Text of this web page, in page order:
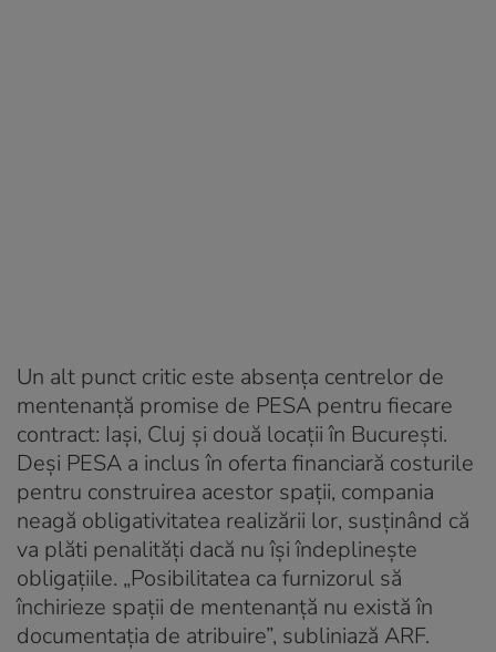
Un alt punct critic este absenţa centrelor de
mentenanţă promise de PESA pentru fiecare
contract: Iaşi, Cluj şi două locaţii în Bucureşti.
Deşi PESA a inclus în oferta financiară costurile
pentru construirea acestor spaţii, compania
neagă obligativitatea realizării lor, susţinând că
va plăti penalităţi dacă nu îşi îndeplineşte
obligaţiile. „Posibilitatea ca furnizorul să
închirieze spaţii de mentenanţă nu există în
documentaţia de atribuire”, subliniază ARF.